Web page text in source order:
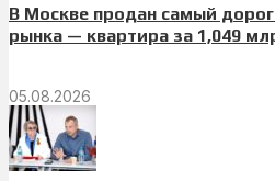
В Москве продан самый
рынка — квартира за 1,049
05.08.2026